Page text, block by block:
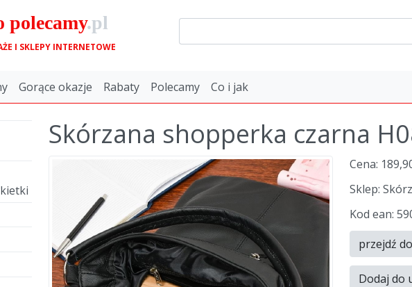
polecamy.pl
I SKLEPY INTERNETOWE
Gorące okazje Rabaty Polecamy Co i jak
Skórzana shopperka czarna
Cena:
Sklep:
Kod ean:
przejdź
Dodaj do